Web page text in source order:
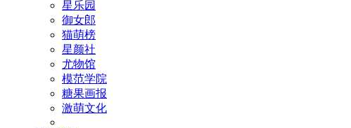
星乐园
御女郎
猫萌榜
星颜社
尤物馆
模范学院
糖果画报
激萌文化